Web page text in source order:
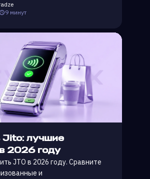
9 минут
Jito: лучшие
2026 году
JTO в 2026 году. Сравните
и